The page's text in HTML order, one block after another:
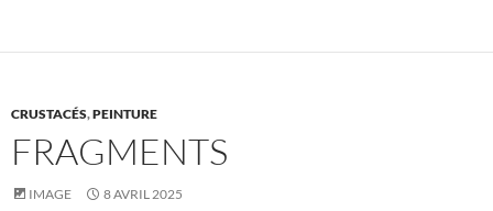
CRUSTACÉS,PEINTURE
FRAGMENTS
IMAGE 8 AVRIL 2025